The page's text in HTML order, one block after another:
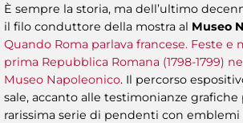
È sempre la storia, ma dell’ultimo
il filo conduttore della mostra al Museo
Quando Roma parlava francese. Feste
prima Repubblica Romana (1798-1799)
Museo Napoleonico. Il percorso
sale, accanto alle testimonianze grafiche
rarissima serie di pendenti con emblemi